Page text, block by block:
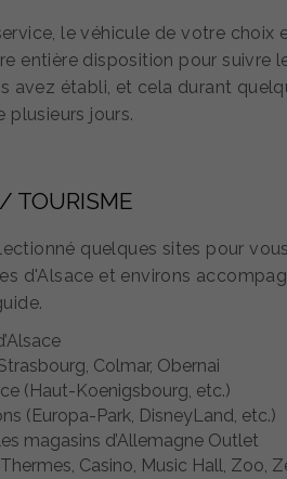
le véhicule de votre choix
entière disposition pour suivre
avez établi, et cela durant
plusieurs jours.
TOURISME
quelques sites pour
d'Alsace et environs
Colmar, Obernai
(Haut-Koenigsbourg, etc.)
(Europa-Park, DisneyLand, etc.)
magasins d’Allemagne Outlet
Casino, Music Hall, Zoo,